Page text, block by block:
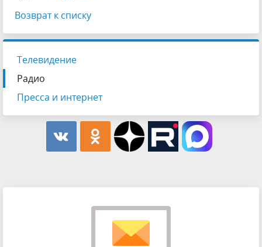
Возврат к списку
Телевидение
Радио
Пресса и интернет